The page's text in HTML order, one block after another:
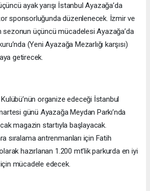
ayak yarışı İstanbul Ayazağa’da
sponsorluğunda düzenlenecek. İzmir ve
sezonun üçüncü mücadelesi Ayazağa’da
(Yeni Ayazağa Mezarlığı karşısı)
getirecek.
organize edeceği İstanbul
günü Ayazağa Meydan Parkı’nda
magazin startıyla başlayacak.
sıralama antrenmanları için Fatih
hazırlanan 1.200 mt'lik parkurda en iyi
mücadele edecek.